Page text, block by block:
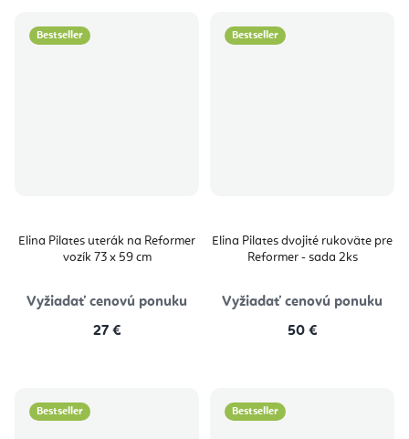
Bestseller
Elina Pilates uterák na Reformer
vozík 73 x 59 cm
Vyžiadať cenovú ponuku
27 €
Bestseller
Elina Pilates dvojité rukoväte pre
Reformer - sada 2ks
Vyžiadať cenovú ponuku
50 €
Bestseller Bestseller